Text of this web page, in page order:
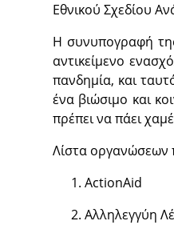
Εθνικού Σχεδίου
Η συνυπογραφή
αντικείμενο
πανδημία, και
ένα βιώσιμο και
πρέπει να πάει
Λίστα
ActionAid
Αλληλεγγύη